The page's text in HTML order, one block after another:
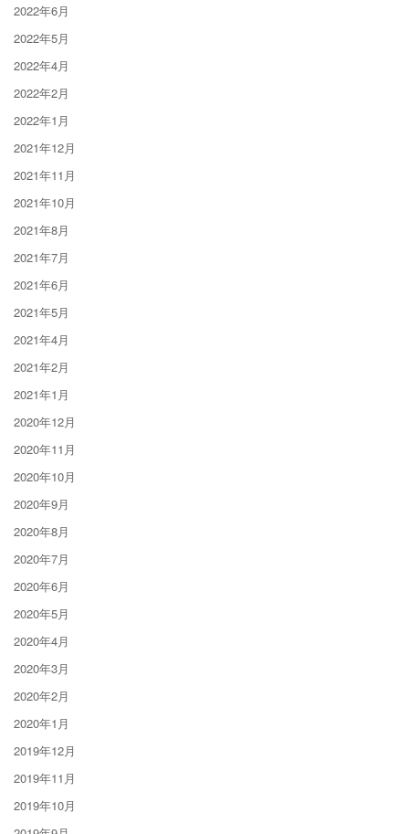
2022年6月
2022年5月
2022年4月
2022年2月
2022年1月
2021年12月
2021年11月
2021年10月
2021年8月
2021年7月
2021年6月
2021年5月
2021年4月
2021年2月
2021年1月
2020年12月
2020年11月
2020年10月
2020年9月
2020年8月
2020年7月
2020年6月
2020年5月
2020年4月
2020年3月
2020年2月
2020年1月
2019年12月
2019年11月
2019年10月